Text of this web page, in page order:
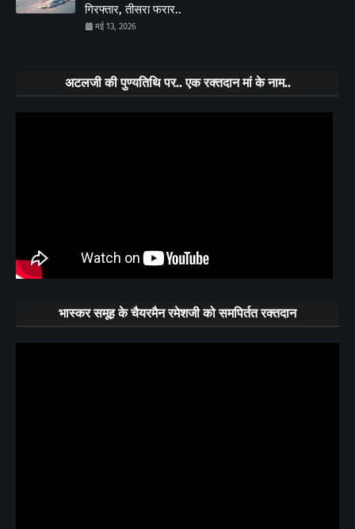
गिरफ्तार, तीसरा फरार..
मई 13, 2026
अटलजी की पुण्यतिथि पर.. एक रक्तदान मां के नाम..
भास्कर समूह के चैयरमैन रमेशजी को समपिर्तत रक्तदान